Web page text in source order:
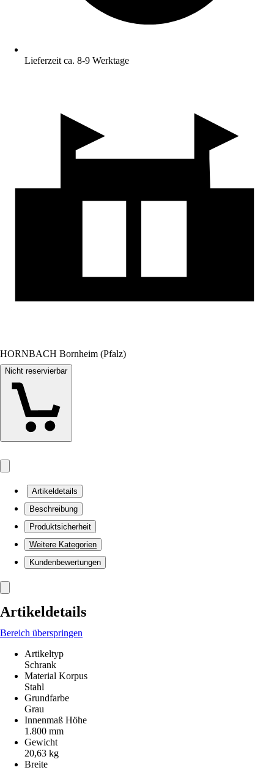
Lieferzeit ca. 8-9 Werktage
HORNBACH Bornheim (Pfalz)
Nicht reservierbar
Artikeldetails
Beschreibung
Produktsicherheit
Weitere Kategorien
Kundenbewertungen
Artikeldetails
Bereich überspringen
Artikeltyp
Schrank
Material Korpus
Stahl
Grundfarbe
Grau
Innenmaß Höhe
1.800 mm
Gewicht
20,63 kg
Breite